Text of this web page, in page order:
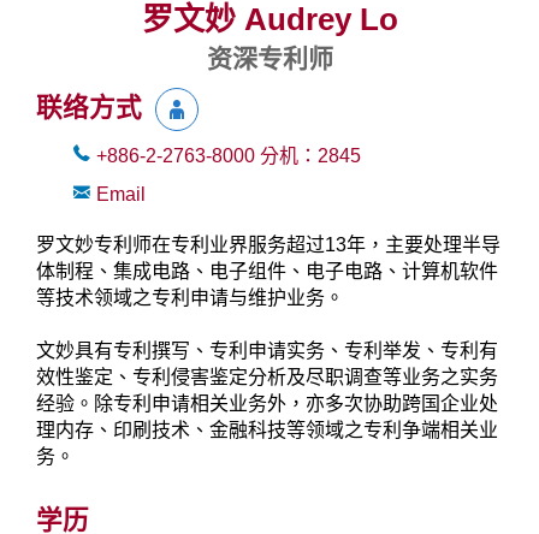
罗文妙 Audrey Lo
资深专利师
联络方式
+886-2-2763-8000 分机： 2845
Email
罗文妙专利师在专利业界服务超过13年，主要处理半导
体制程、集成电路、电子组件、电子电路、计算机软件
等技术领域之专利申请与维护业务。
文妙具有专利撰写、专利申请实务、专利举发、专利有
效性鉴定、专利侵害鉴定分析及尽职调查等业务之实务
经验。除专利申请相关业务外，亦多次协助跨国企业处
理内存、印刷技术、金融科技等领域之专利争端相关业
务。
学历